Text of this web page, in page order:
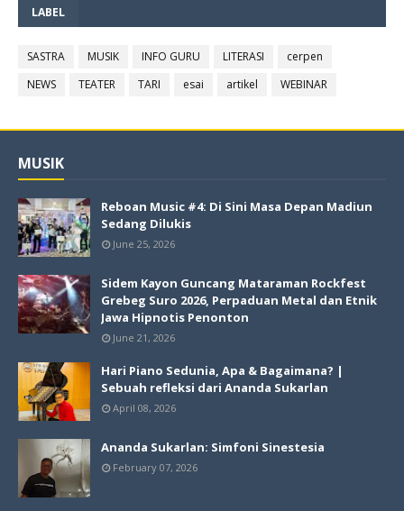
LABEL
SASTRA MUSIK INFO GURU LITERASI
cerpen
NEWS
TEATER TARI esai artikel WEBINAR
MUSIK
Reboan Music #4: Di Sini Masa Depan Madiun
Sedang Dilukis
June 25, 2026
Sidem Kayon Guncang Mataraman Rockfest
Grebeg Suro 2026, Perpaduan Metal dan Etnik
Jawa Hipnotis Penonton
June 21, 2026
Hari Piano Sedunia, Apa & Bagaimana? |
Sebuah refleksi dari Ananda Sukarlan
April 08, 2026
Ananda Sukarlan: Simfoni Sinestesia
February 07, 2026